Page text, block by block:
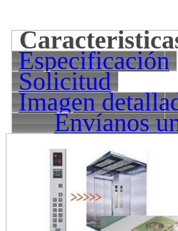
Especificación
Solicitud
Imagen
Envíanos